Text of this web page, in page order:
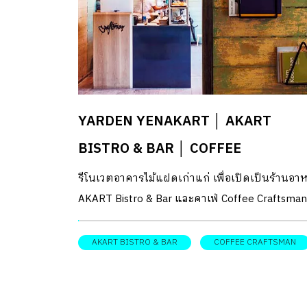
YARDEN YENAKART │ AKART
BISTRO & BAR │ COFFEE
CRAFTSMAN
รีโนเวตอาคารไม้แฝดเก่าแก่ เพื่อเปิดเป็นร้านอา
AKART Bistro & Bar และคาเฟ่ Coffee Craftsman
ภายใต้ชื่อ YARDEN YENAKART แสนร่มรื่นที่
ถ.เย็นอากาศ
AKART BISTRO & BAR COFFEE CRAFTSMAN